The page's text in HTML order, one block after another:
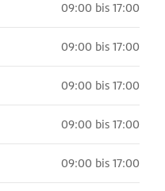
09:00 bis 17:00
09:00 bis 17:00
09:00 bis 17:00
09:00 bis 17:00
09:00 bis 17:00